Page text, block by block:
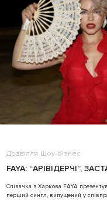
Дозвілля Шоу-бізнес
FAYA: “АРІВІДЕРЧІ”,
Співачка з Харкова FAYA
перший сингл, випущений у